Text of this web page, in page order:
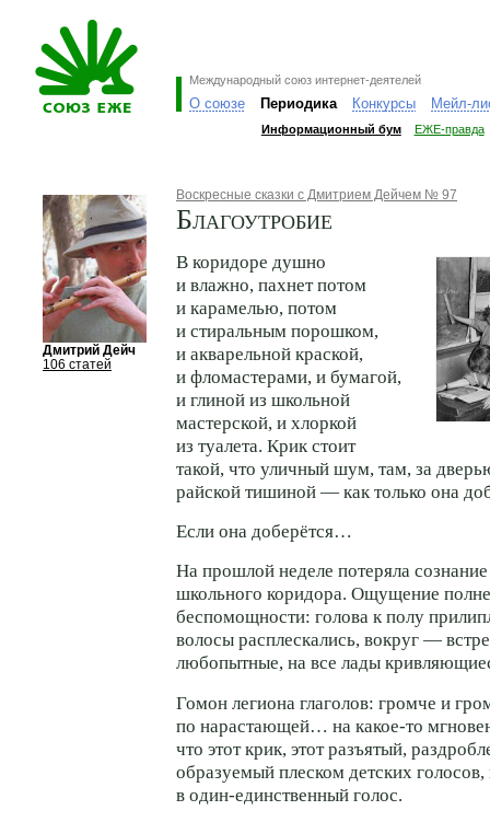
Международный союз интернет-деятелей
О союзе Периодика Конкурсы Мейл-
Информационный бум ЕЖЕ-правда
Дмитрий Дейч
106 статей
Воскресные сказки с Дмитрием Дейчем № 97
Благоутробие
В коридоре душно
и влажно, пахнет потом
и карамелью, потом
и стиральным порошком,
и акварельной краской,
и фломастерами, и бумагой,
и глиной из школьной
мастерской, и хлоркой
из туалета. Крик стоит
такой, что уличный шум, там, за
райской тишиной — как только она
Если она доберётся…
На прошлой неделе потеряла
школьного коридора. Ощущение
беспомощности: голова к полу
волосы расплескались, вокруг —
любопытные, на все лады
Гомон легиона глаголов: громче и
по нарастающей… на какое-то
что этот крик, этот разъятый,
образуемый плеском детских голосов,
в один-единственный голос.